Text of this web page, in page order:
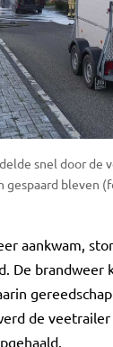
snel door de
bleven
aankwam,
De brandweer
de